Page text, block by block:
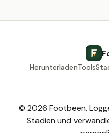
HerunterladenTools
© 2026 Footbeen.
Stadien und